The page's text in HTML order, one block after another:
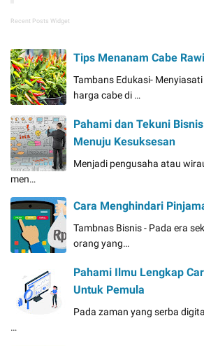
Recent Posts Widget
Tips Menanam Cabe
Tambans Edukasi-
harga cabe di …
Pahami dan Tekuni
Menuju Kesuksesan
Menjadi pengusaha atau
men…
Cara Menghindari
Tambnas Bisnis - Pada era
orang yang…
Pahami Ilmu Lengkap
Untuk Pemula
Pada zaman yang serba
…